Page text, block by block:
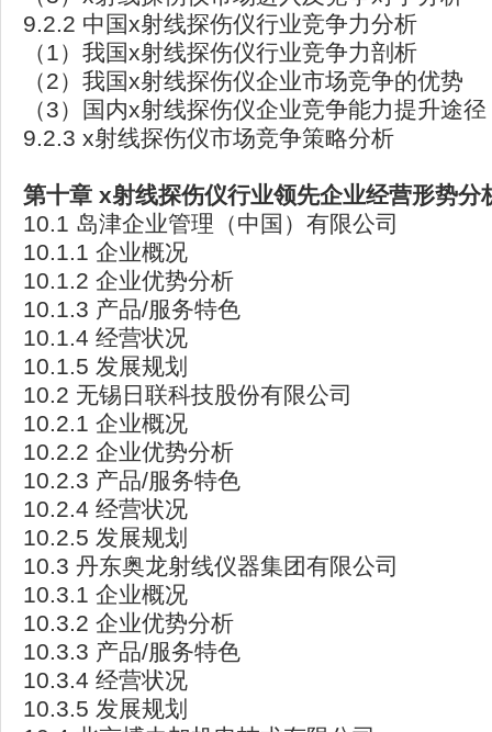
9.2.2 中国x射线探伤仪行业竞争力分析
（1）我国x射线探伤仪行业竞争力剖析
（2）我国x射线探伤仪企业市场竞争的优势
（3）国内x射线探伤仪企业竞争能力提升途径
9.2.3 x射线探伤仪市场竞争策略分析
第十章 x射线探伤仪行业领先企业经营形势分
10.1 岛津企业管理（中国）有限公司
10.1.1 企业概况
10.1.2 企业优势分析
10.1.3 产品/服务特色
10.1.4 经营状况
10.1.5 发展规划
10.2 无锡日联科技股份有限公司
10.2.1 企业概况
10.2.2 企业优势分析
10.2.3 产品/服务特色
10.2.4 经营状况
10.2.5 发展规划
10.3 丹东奥龙射线仪器集团有限公司
10.3.1 企业概况
10.3.2 企业优势分析
10.3.3 产品/服务特色
10.3.4 经营状况
10.3.5 发展规划